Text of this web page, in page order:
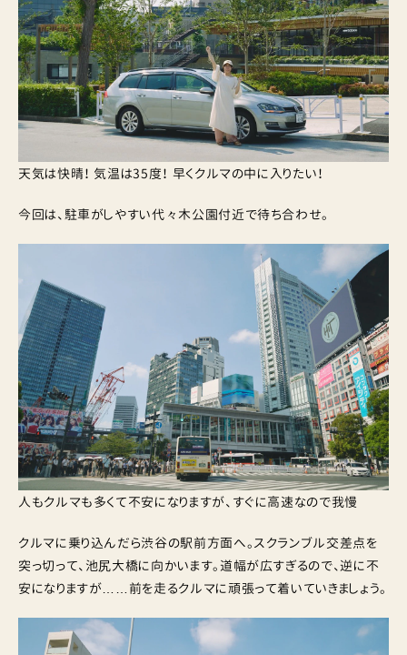
天気は快晴！ 気温は35度！ 早くクルマの中に入りたい！
今回は、駐車がしやすい代々木公園付近で待ち合わせ。
人もクルマも多くて不安になりますが、すぐに高速なので我慢
クルマに乗り込んだら渋谷の駅前方面へ。スクランブル交差点を
突っ切って、池尻大橋に向かいます。道幅が広すぎるので、逆に不
安になりますが……前を走るクルマに頑張って着いていきましょう。